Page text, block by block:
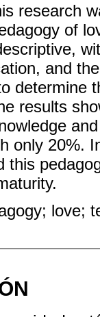
research
of
and
determine
results
only 20%.
this
love;